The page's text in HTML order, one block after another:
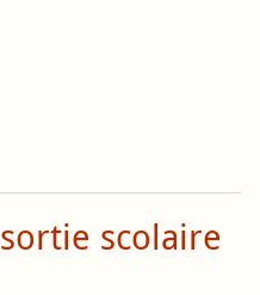
sortie scolaire